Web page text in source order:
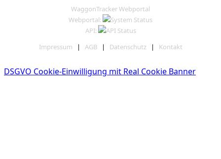
WaggonTracker Webportal
Webportal:
API:
Impressum | AGB| Datenschutz| Kontakt
DSGVO Cookie-Einwilligung mit Real Cookie Banner